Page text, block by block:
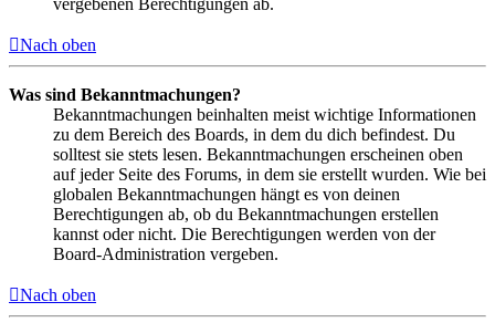
vergebenen Berechtigungen ab.
Nach oben
Was sind Bekanntmachungen?
Bekanntmachungen beinhalten meist wichtige Informationen
zu dem Bereich des Boards, in dem du dich befindest. Du
solltest sie stets lesen. Bekanntmachungen erscheinen oben
auf jeder Seite des Forums, in dem sie erstellt wurden. Wie bei
globalen Bekanntmachungen hängt es von deinen
Berechtigungen ab, ob du Bekanntmachungen erstellen
kannst oder nicht. Die Berechtigungen werden von der
Board-Administration vergeben.
Nach oben